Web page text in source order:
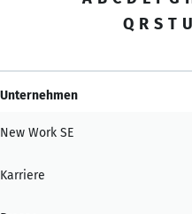
Q R S T U
Unternehmen
New Work SE
Karriere